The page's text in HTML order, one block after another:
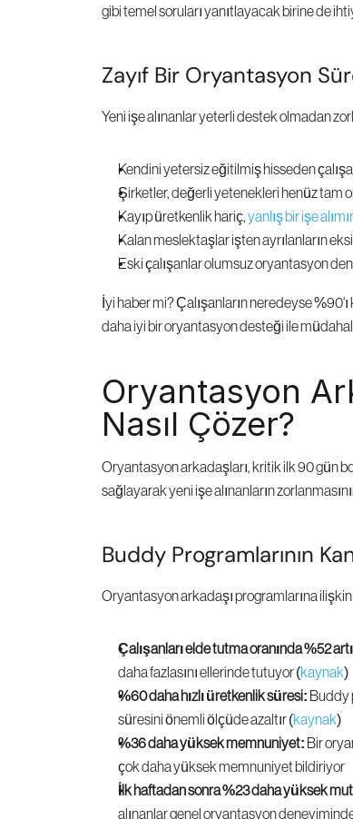
gibi temel soruları yanıtlayacak birine de
Zayıf Bir Oryantasyon
Yeni işe alınanlar yeterli destek olmadan
Kendini yetersiz eğitilmiş hisseden
Şirketler, değerli yetenekleri henüz tam
Kayıp üretkenlik hariç, yanlış bir işe
Kalan meslektaşlar işten ayrılanların
Eski çalışanlar olumsuz oryantasyon
İyi haber mi? Çalışanların neredeyse
daha iyi bir oryantasyon desteği ile
Oryantasyon
Nasıl Çözer?
Oryantasyon arkadaşları, kritik ilk 90 gün
sağlayarak yeni işe alınanların
Buddy Programlarının
Oryantasyon arkadaşı programlarına
Çalışanları elde tutma oranında %52
daha fazlasını ellerinde tutuyor (kaynak)
%60 daha hızlı üretkenlik süresi: Buddy
süresini önemli ölçüde azaltır (kaynak)
%36 daha yüksek memnuniyet: Bir
çok daha yüksek memnuniyet bildiriyor
İlk haftadan sonra %23 daha yüksek
alınanlar genel oryantasyon